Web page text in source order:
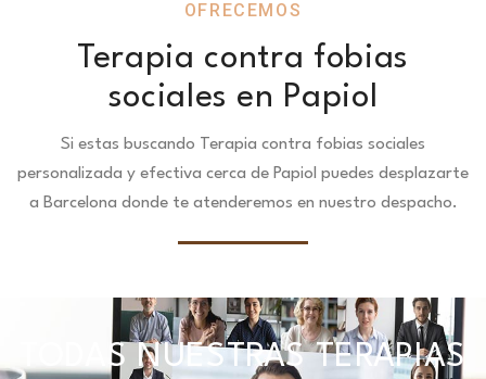
OFRECEMOS
Terapia contra fobias
sociales en Papiol
Si estas buscando Terapia contra fobias sociales
personalizada y efectiva cerca de Papiol puedes desplazarte
a Barcelona donde te atenderemos en nuestro despacho.
TODAS NUESTRAS TERAPIAS